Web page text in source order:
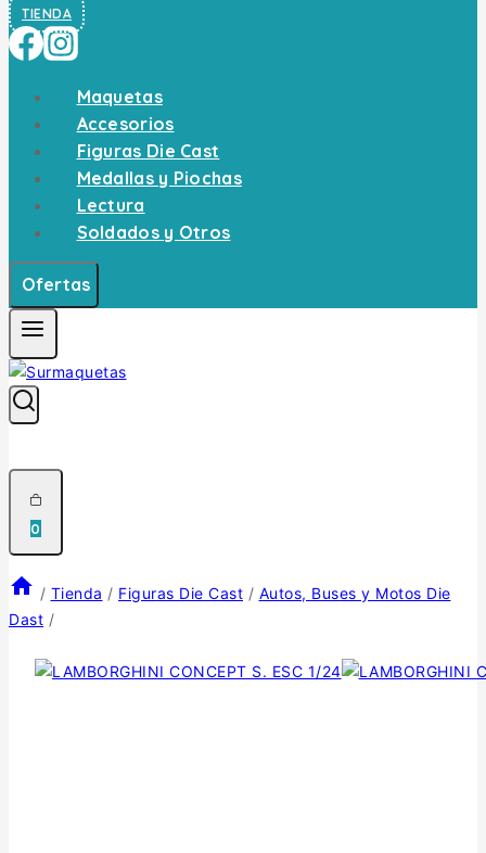
TIENDA
Maquetas
Accesorios
Figuras Die Cast
Medallas y Piochas
Lectura
Soldados y Otros
Ofertas
0
/ Tienda / Figuras Die Cast / Autos, Buses y Motos Die
Dast /